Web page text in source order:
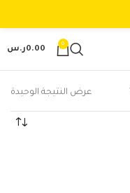
0
0.00ر.س
عرض النتيجة الوحيدة